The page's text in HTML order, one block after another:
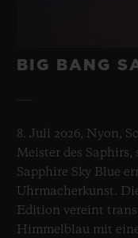
BIG BANG
8. Juli 2026, Nyon,
Meister des
Sapphire Sky Blue
Uhrmacherkunst.
Edition vereint
Himmelblau mit